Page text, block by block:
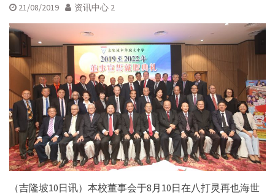
21/08/2019 资讯中心 2
（吉隆坡10日讯）本校董事会于8月10日在八打灵再也海世